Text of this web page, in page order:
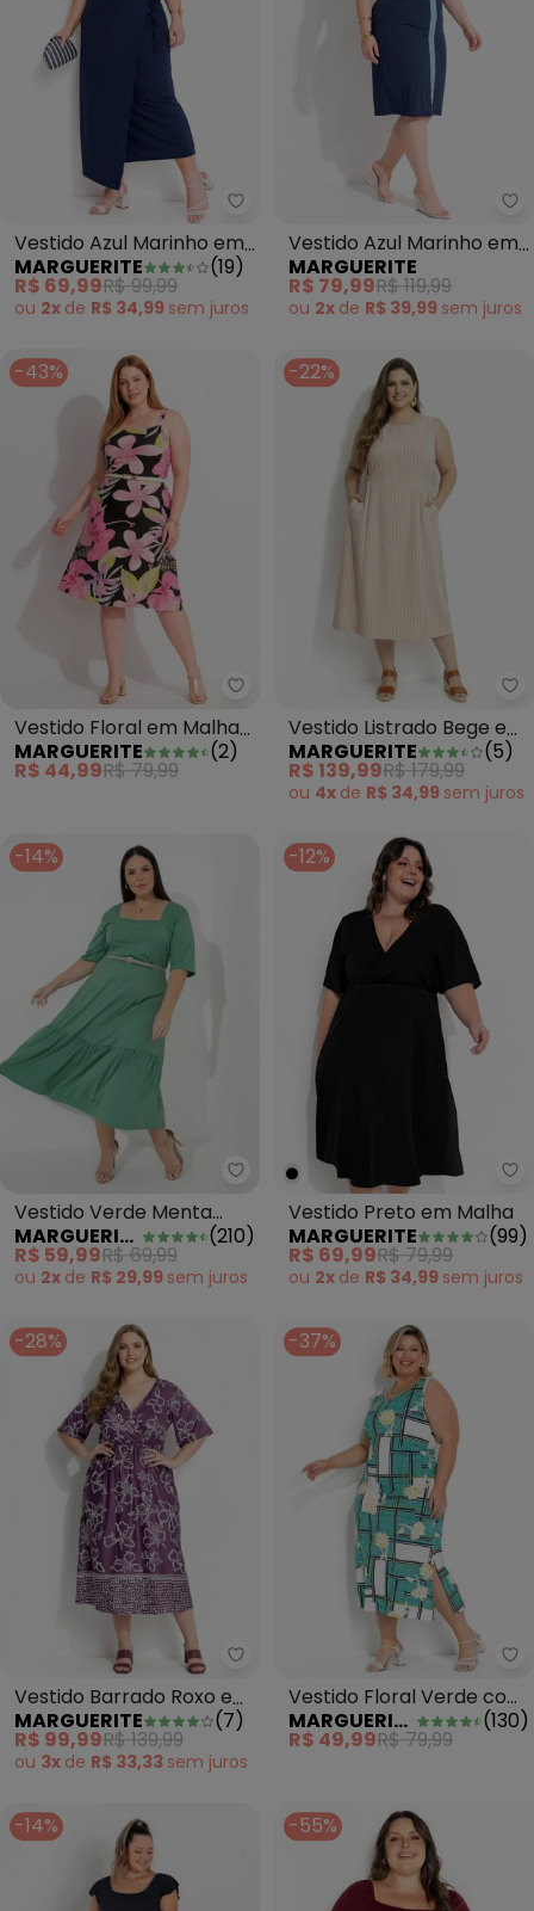
Marguerite - Vestido Azul
Vestido Azul Marinho em
Canelado
MARGUERITE (19)
R$ 69,99R$ 99,99
ou 2x de R$ 34,99 sem juros
Vestido Azul Marinho em
Malha Canelada
MARGUERITE
R$ 79,99R$ 119,99
ou 2x de R$ 39,99 sem juros
-43%
Marguerite - Vestido Floral em
Vestido Floral em Malha
de Viscose com Elastano
MARGUERITE (2)
R$ 44,99R$ 79,99
-22%
Vestido Listrado Bege em
Tricoline
MARGUERITE (5)
R$ 139,99R$ 179,99
ou 4x de R$ 34,99 sem juros
-14%
Marguerite - Vestido Verde
Vestido Verde Menta
com Franzido Plus Size
MARGUERITE (210)
R$ 59,99R$ 69,99
ou 2x de R$ 29,99 sem juros
-12%
Vestido Preto em Malha
MARGUERITE
(99)
R$ 69,99R$ 79,99
ou 2x de R$ 34,99 sem juros
-28%
Marguerite - Vestido Barrado
Vestido Barrado Roxo em
Malha
MARGUERITE (7)
R$ 99,99R$ 139,99
ou 3x de R$ 33,33 sem juros
-37%
Vestido Floral Verde com
Fendas Plus Size
MARGUERITE (130)
R$ 49,99R$ 79,99
-14% -55%